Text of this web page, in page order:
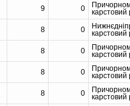
9 0
карстовий
8 0
карстовий
8 0
карстовий
8 0
карстовий
8 0
карстовий